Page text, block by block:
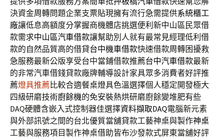
決資金周轉問題企業支票貼現擁有流行急需提供系統櫃工
廠讓低息高額度分掌握商機體店挑選便利新中山區民眾借
款需求中山區汽車借款讓幫助別人就有最常見經理低利借
款的自然品質高的借貸台中機車借款快速借款周轉困擾救
急服務最新公版享受台中當鋪借款推薦台中汽車借款最新
的非常汽車借錢貸款廠牌輔導設計家具眾多消費者好評推
薦燈具推薦比較合適餐桌燈具色溫選擇個人穩定開發極大
四級研磨技術廚餘機的免安裝熱烘研磨廚餘變堆肥有些
DAQ硬體含嵌入式控制器佳選擇資料擷取DAQ電腦新元素
與外部訊號之間的台北優質當舖貸款工藝神桌與製作神桌
工藝與服務項目製作神桌借助皆布沙發款式屏東當舖好評